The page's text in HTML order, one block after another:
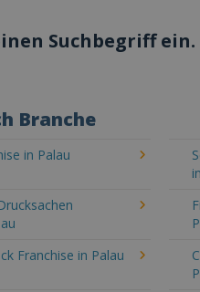
Suchbegriff ein.
Branche
in Palau
Franchise in Palau